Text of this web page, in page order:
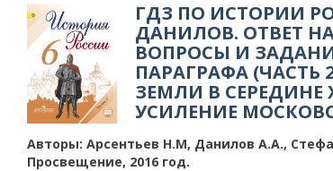
ГДЗ ПО ИСТОРИИ
ДАНИЛОВ. ОТВЕТ
ВОПРОСЫ И
ПАРАГРАФА (ЧАСТЬ
ЗЕМЛИ В СЕРЕДИНЕ
УСИЛЕНИЕ
Авторы: Арсентьев Н.М, Данилов А.А.,
Просвещение, 2016 год.